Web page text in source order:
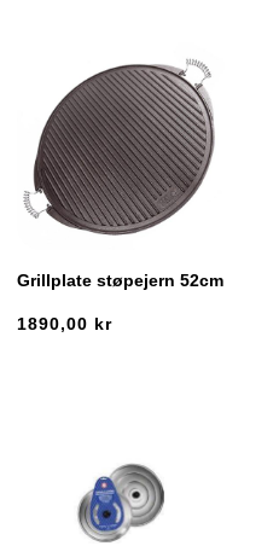
Grillplate støpejern 52cm
1890,00 kr